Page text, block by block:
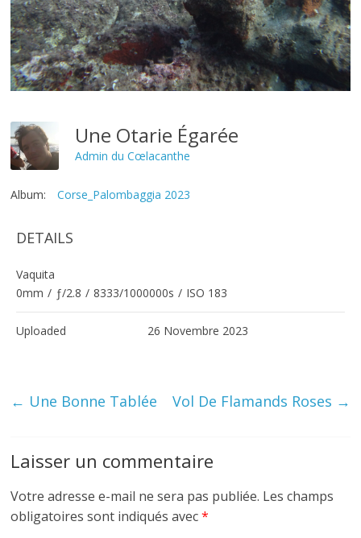
Une Otarie Égarée
Admin du Cœlacanthe
Album: Corse_Palombaggia 2023
DETAILS
Vaquita
0mm / ƒ/2.8 / 8333/1000000s / ISO 183
Uploaded 26 Novembre 2023
← Une Bonne Tablée Vol De Flamands Roses →
Laisser un commentaire
Votre adresse e-mail ne sera pas publiée. Les champs
obligatoires sont indiqués avec*